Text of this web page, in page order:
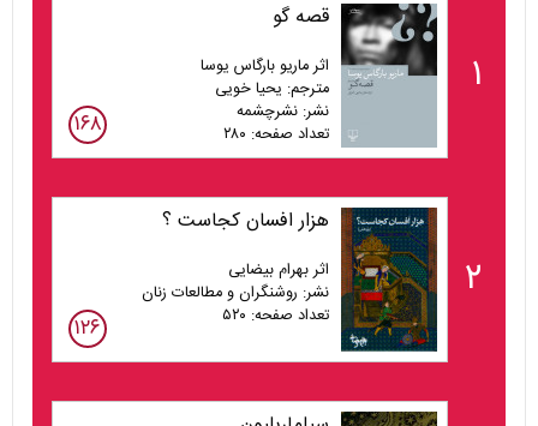
۱
قصه گو
اثر ماریو بارگاس یوسا
مترجم: یحیا خویی
نشر: نشرچشمه
تعداد صفحه: ۲۸۰
۱۶۸
۲
هزار افسان کجاست ؟
اثر بهرام بیضایی
نشر: روشنگران و مطالعات زنان
تعداد صفحه: ۵۲۰
۱۲۶